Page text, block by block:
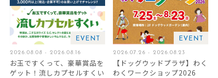
EVENT
2026.08.08 - 2026.08.16
お玉ですくって、豪華賞品を
ゲット！流しカプセルすくい
EVENT
2026.07.26 - 2026.08.23
【ドッグウッドプラザ】わく
わくワークショップ2026